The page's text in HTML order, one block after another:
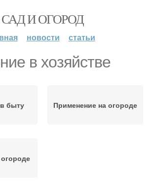
САД И ОГОРОД
новости статьи
в хозяйстве
быту Применение на огороде